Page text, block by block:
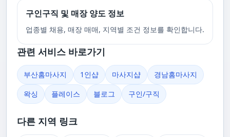
구인구직 및 매장 양도 정보
업종별 채용, 매장 매매, 지역별 조건 정보를 확인합니다.
관련 서비스 바로가기
부산홈마사지 1인샵 마사지샵
경남홈마사지
왁싱
플레이스 블로그 구인/구직
다른 지역 링크